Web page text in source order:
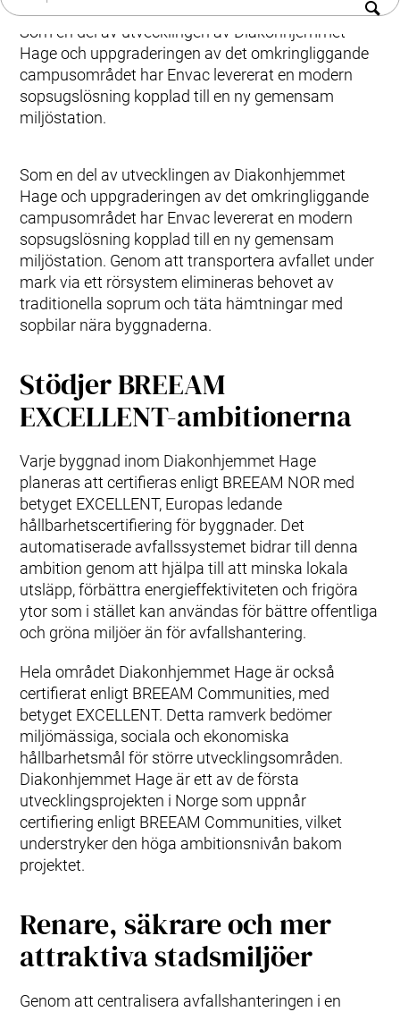
Sortering
Kökssystem
Fastighetsnära insamling (FNI)
Produkter & Tjänster
Styrsystem (EAP)
ReFlow
Design & Teknik
Modernisering & Uppgradering
Service & Underhåll
Support & Resurser
Olika avfallstyper
Användarupplevelsen
Kommunikationsmaterial
Kundtjänst & Felanmälan
Hållbarhet på Envac
Forskning & Utveckling
Hållbarhet
Karriär
Kontakt
Kundtjänst
Som en del av utvecklingen av Diakonhjemmet
Hage och uppgraderingen av det omkringliggande
campusområdet har Envac levererat en modern
sopsugslösning kopplad till en ny gemensam
miljöstation.
Som en del av utvecklingen av Diakonhjemmet
Hage och uppgraderingen av det omkringliggande
campusområdet har Envac levererat en modern
sopsugslösning kopplad till en ny gemensam
miljöstation. Genom att transportera avfallet under
mark via ett rörsystem elimineras behovet av
traditionella soprum och täta hämtningar med
sopbilar nära byggnaderna.
Stödjer BREEAM
EXCELLENT-ambitionerna
Varje byggnad inom Diakonhjemmet Hage
planeras att certifieras enligt BREEAM NOR med
betyget EXCELLENT, Europas ledande
hållbarhetscertifiering för byggnader. Det
automatiserade avfallssystemet bidrar till denna
ambition genom att hjälpa till att minska lokala
utsläpp, förbättra energieffektiviteten och frigöra
ytor som i stället kan användas för bättre offentliga
och gröna miljöer än för avfallshantering.
Hela området Diakonhjemmet Hage är också
certifierat enligt BREEAM Communities, med
betyget EXCELLENT. Detta ramverk bedömer
miljömässiga, sociala och ekonomiska
hållbarhetsmål för större utvecklingsområden.
Diakonhjemmet Hage är ett av de första
utvecklingsprojekten i Norge som uppnår
certifiering enligt BREEAM Communities, vilket
understryker den höga ambitionsnivån bakom
projektet.
Renare, säkrare och mer
attraktiva stadsmiljöer
Genom att centralisera avfallshanteringen i en